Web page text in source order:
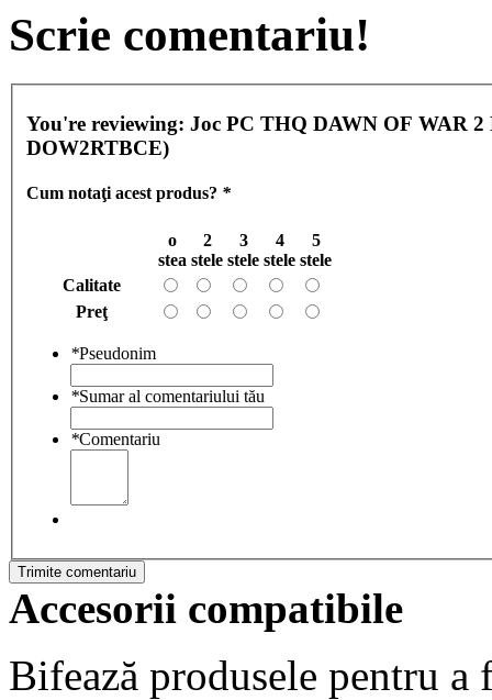
Scrie comentariu!
You're reviewing: Joc PC THQ DAWN OF WAR 2
DOW2RTBCE)
Cum notaţi acest produs? *
o
stea
2
stele
3
stele
4
stele
5
stele
Calitate
Preţ
*Pseudonim
*Sumar al comentariului tău
*Comentariu
Trimite comentariu
Accesorii compatibile
Bifează produsele pentru a